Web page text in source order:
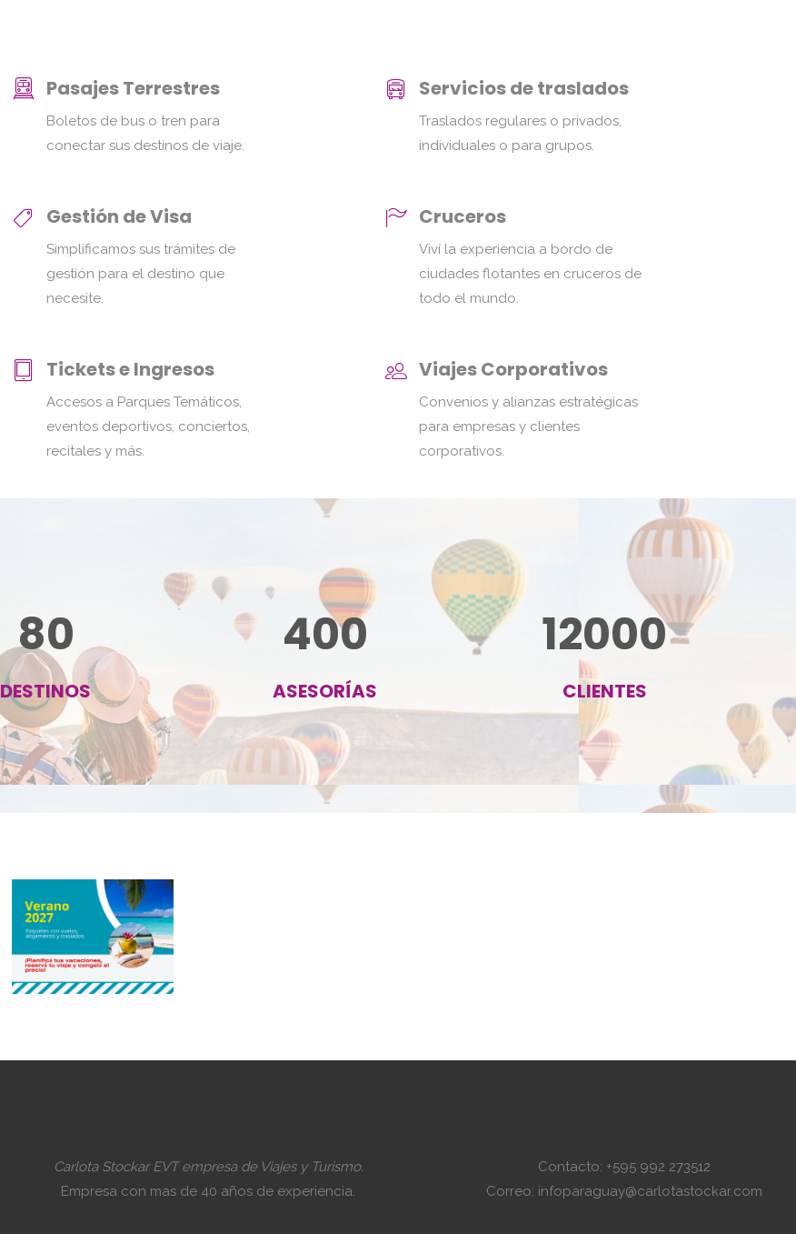
Pasajes Terrestres
Boletos de bus o tren para
conectar sus destinos de viaje.
Gestión de Visa
Simplificamos sus trámites de
gestión para el destino que
necesite.
Tickets e Ingresos
Accesos a Parques Temáticos,
eventos deportivos, conciertos,
recitales y más.
Servicios de traslados
Traslados regulares o privados,
individuales o para grupos.
Cruceros
Viví la experiencia a bordo de
ciudades flotantes en cruceros de
todo el mundo.
Viajes Corporativos
Convenios y alianzas estratégicas
para empresas y clientes
corporativos.
80
DESTINOS
400
ASESORÍAS
12000
CLIENTES
Carlota Stockar EVT empresa de Viajes y Turismo.
Empresa con mas de 40 años de experiencia.
Contacto: +595 992 273512
Correo: infoparaguay@carlotastockar.com